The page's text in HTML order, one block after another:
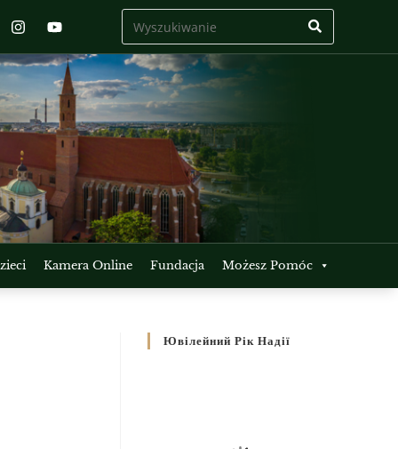
Kamera Online Fundacja Możesz Pomóc
Ювілейний Рік Надії